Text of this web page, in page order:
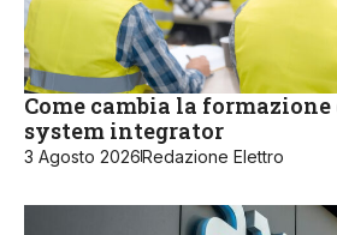
Come cambia la
system integrator
3 Agosto 2026Redazione Elettro